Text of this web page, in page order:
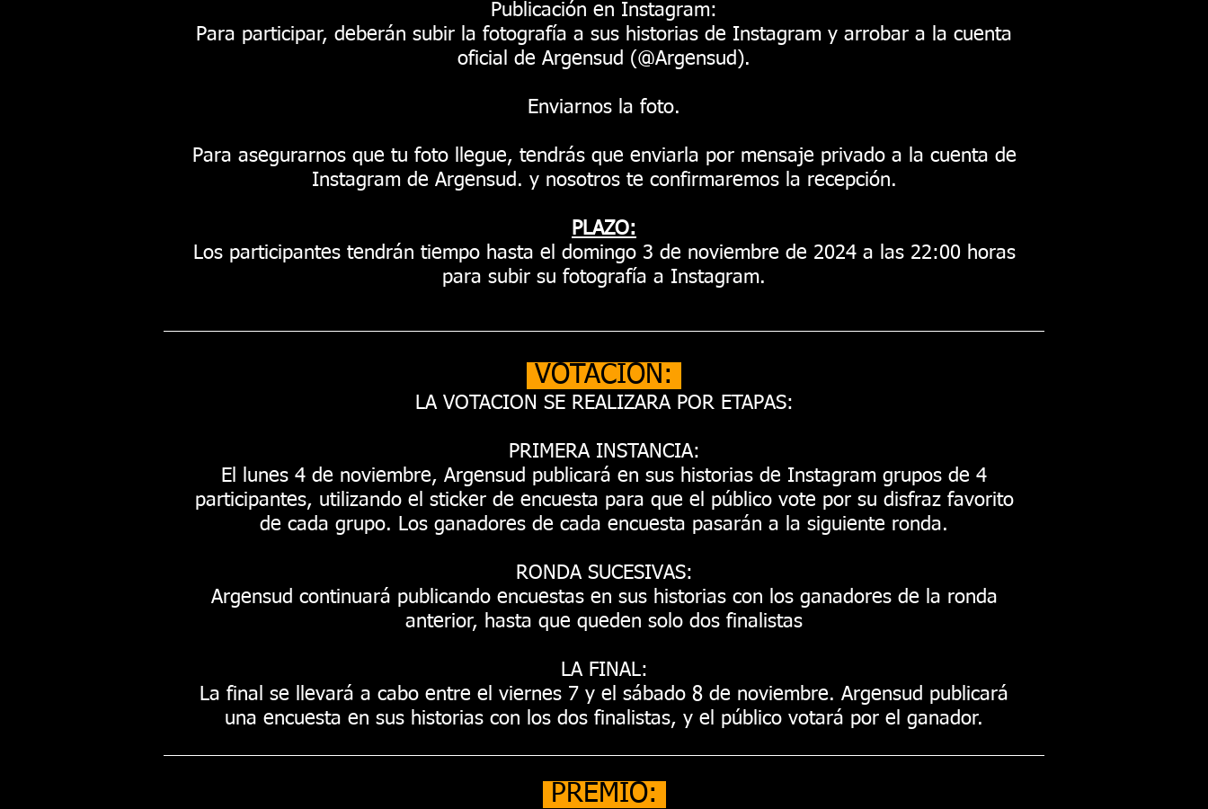
Publicación en Instagram:
Para participar, deberán subir la fotografía a sus historias de Instagram y arrobar a la cuenta
oficial de Argensud (@Argensud).
Enviarnos la foto.
Para asegurarnos que tu foto llegue, tendrás que enviarla por mensaje privado a la cuenta de
Instagram de Argensud. y nosotros te confirmaremos la recepción.
PLAZO:
Los participantes tendrán tiempo hasta el domingo 3 de noviembre de 2024 a las 22:00 horas
para subir su fotografía a Instagram.
VOTACION:
LA VOTACION SE REALIZARA POR ETAPAS:
PRIMERA INSTANCIA:
El lunes 4 de noviembre, Argensud publicará en sus historias de Instagram grupos de 4
participantes, utilizando el sticker de encuesta para que el público vote por su disfraz favorito
de cada grupo. Los ganadores de cada encuesta pasarán a la siguiente ronda.
RONDA SUCESIVAS:
Argensud continuará publicando encuestas en sus historias con los ganadores de la ronda
anterior, hasta que queden solo dos finalistas
LA FINAL:
La final se llevará a cabo entre el viernes 7 y el sábado 8 de noviembre. Argensud publicará
una encuesta en sus historias con los dos finalistas, y el público votará por el ganador.
PREMIO: